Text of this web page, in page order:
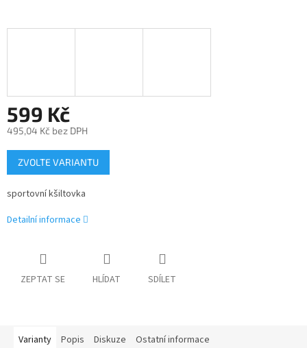
599 Kč
495,04 Kč bez DPH
Měrná
cena:
ZVOLTE VARIANTU
sportovní kšiltovka
Detailní informace
ZEPTAT SE HLÍDAT SDÍLET
Varianty Popis Diskuze Ostatní informace